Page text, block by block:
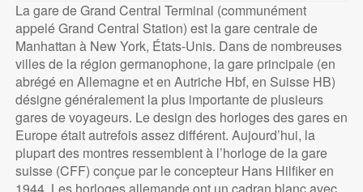
La gare de Grand Central Terminal (communément
appelé Grand Central Station) est la gare centrale de
Manhattan à New York, États-Unis. Dans de nombreuses
villes de la région germanophone, la gare principale (en
abrégé en Allemagne et en Autriche Hbf, en Suisse HB)
désigne généralement la plus importante de plusieurs
gares de voyageurs. Le design des horloges des gares en
Europe était autrefois assez différent. Aujourd’hui, la
plupart des montres ressemblent à l’horloge de la gare
suisse (CFF) conçue par le concepteur Hans Hilfiker en